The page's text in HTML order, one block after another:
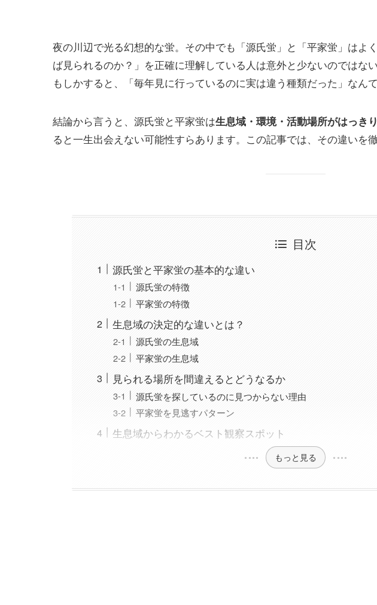
夜の川辺で光る幻想的な蛍。その中でも「源氏蛍」と「平家蛍」はよ
ば見られるのか？」を正確に理解している人は意外と少ないのではない
もしかすると、「毎年見に行っているのに実は違う種類だった」なん
結論から言うと、源氏蛍と平家蛍は生息域・環境・活動場所がはっき
ると一生出会えない可能性すらあります。この記事では、その違いを
目次
源氏蛍と平家蛍の基本的な違い
源氏蛍の特徴
平家蛍の特徴
生息域の決定的な違いとは？
源氏蛍の生息域
平家蛍の生息域
見られる場所を間違えるとどうなるか
源氏蛍を探しているのに見つからない理由
平家蛍を見逃すパターン
生息域からわかるベスト観察スポット
もっと見る